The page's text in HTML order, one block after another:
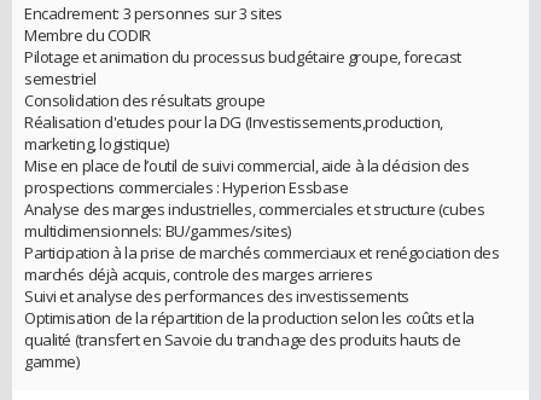
Encadrement: 3 personnes sur 3 sites
Membre du CODIR
Pilotage et animation du processus budgétaire groupe, forecast
semestriel
Consolidation des résultats groupe
Réalisation d'etudes pour la DG (Investissements,production,
marketing, logistique)
Mise en place de l’outil de suivi commercial, aide à la décision des
prospections commerciales : Hyperion Essbase
Analyse des marges industrielles, commerciales et structure (cubes
multidimensionnels: BU/gammes/sites)
Participation à la prise de marchés commerciaux et renégociation des
marchés déjà acquis, controle des marges arrieres
Suivi et analyse des performances des investissements
Optimisation de la répartition de la production selon les coûts et la
qualité (transfert en Savoie du tranchage des produits hauts de
gamme)